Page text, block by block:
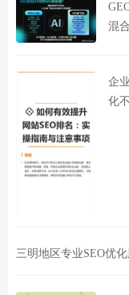
混
企
化
三明地区专业SEO优